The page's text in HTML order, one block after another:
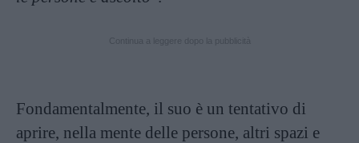
Fondamentalmente, il suo è un tentativo di
aprire, nella mente delle persone, altri spazi e